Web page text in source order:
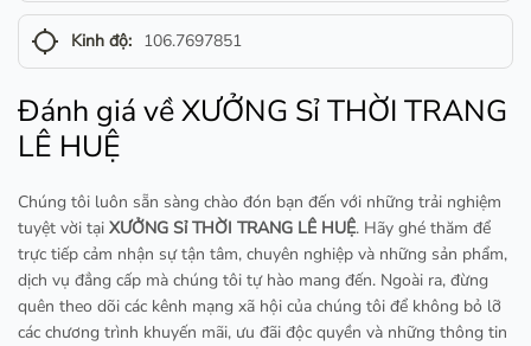
gps_not_fixed Kinh độ: 106.7697851
Đánh giá về XƯỞNG Sỉ THỜI TRANG
LÊ HUỆ
Chúng tôi luôn sẵn sàng chào đón bạn đến với những trải nghiệm
tuyệt vời tại XƯỞNG Sỉ THỜI TRANG LÊ HUỆ. Hãy ghé thăm để
trực tiếp cảm nhận sự tận tâm, chuyên nghiệp và những sản phẩm,
dịch vụ đẳng cấp mà chúng tôi tự hào mang đến. Ngoài ra, đừng
quên theo dõi các kênh mạng xã hội của chúng tôi để không bỏ lỡ
các chương trình khuyến mãi, ưu đãi độc quyền và những thông tin